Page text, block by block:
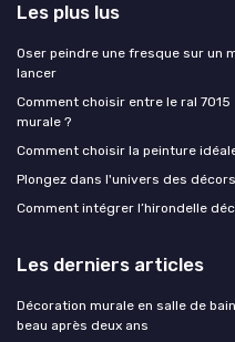
Les plus lus
Oser peindre une fresque sur un
lancer
Comment choisir entre le ral
murale ?
Comment choisir la peinture
Plongez dans l'univers des
Comment intégrer l’hirondelle
Les derniers articles
Décoration murale en salle de
beau après deux ans